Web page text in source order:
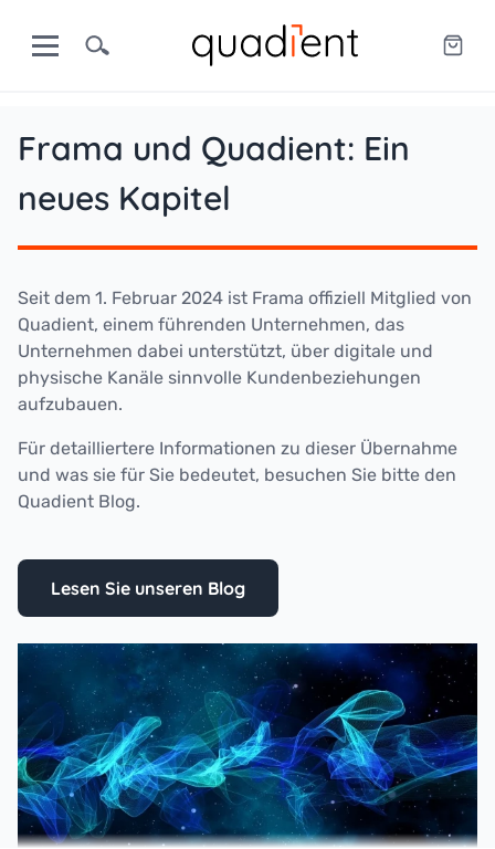
Frama und Quadient: Ein
neues Kapitel
Seit dem 1. Februar 2024 ist Frama offiziell Mitglied von
Quadient, einem führenden Unternehmen, das
Unternehmen dabei unterstützt, über digitale und
physische Kanäle sinnvolle Kundenbeziehungen
aufzubauen.
Für detailliertere Informationen zu dieser Übernahme
und was sie für Sie bedeutet, besuchen Sie bitte den
Quadient Blog.
Lesen Sie unseren Blog